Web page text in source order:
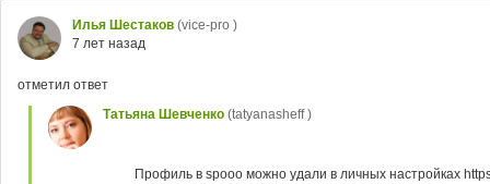
Илья Шестаков (vice-pro )
7 лет назад
отметил ответ
Татьяна Шевченко (tatyanasheff )
Профиль в spooo можно удали в личных настройках